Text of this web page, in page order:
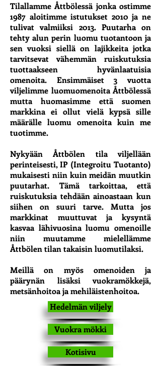
Tilallamme Åttbölessä jonka ostimme
1987 aloitimme istutukset 2010 ja ne
tulivat valmiiksi 2013. Puutarha on
tehty alun perin luomu tuotantoon ja
sen vuoksi siellä on lajikkeita jotka
tarvitsevat vähemmän ruiskutuksia
tuottaakseen hyvänlaatuisia
omenoita. Ensimmäiset 3 vuotta
viljelimme luomuomenoita Åttbölessä
mutta huomasimme että suomen
markkina ei ollut vielä kypsä sille
määrälle luomu omenoita kuin me
tuotimme.
Nykyään Åttbölen tila viljellään
perinteisesti, IP (Integroitu Tuotanto)
mukaisesti niin kuin meidän muutkin
puutarhat. Tämä tarkoittaa, että
ruiskutuksia tehdään ainoastaan kun
siihen on suuri tarve. Mutta jos
markkinat muuttuvat ja kysyntä
kasvaa lähivuosina luomu omenoille
niin muutamme mielellämme
Åttbölen tilan takaisin luomutilaksi.
Meillä on myös omenoiden ja
päärynän lisäksi vuokramökkejä,
metsänhoitoa ja mehiläistenhoitoa.
Hedelmän viljely
Vuokra mökki
Kotisivu